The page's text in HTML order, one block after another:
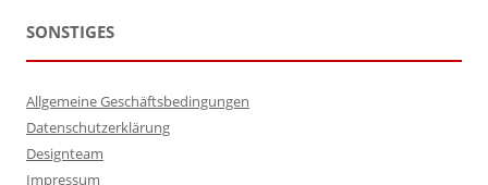
SONSTIGES
Allgemeine Geschäftsbedingungen
Datenschutzerklärung
Designteam
Impressum